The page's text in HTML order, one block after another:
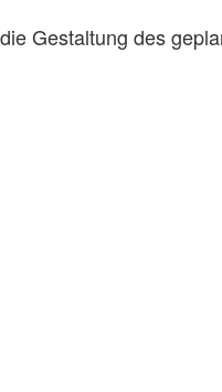
Gestaltung des